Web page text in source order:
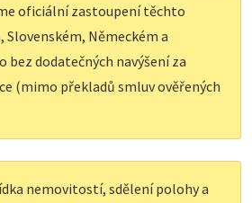
oficiální zastoupení těchto
Slovenském, Německém a
bez dodatečných navýšení za
(mimo překladů smluv ověřených
nemovitostí, sdělení polohy a